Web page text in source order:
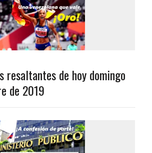
resaltantes de hoy domingo
de 2019